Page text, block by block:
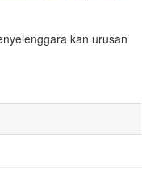
kan urusan